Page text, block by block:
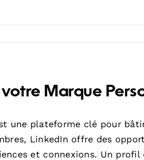
Marque
une plateforme clé pour
LinkedIn offre des
et connexions. Un